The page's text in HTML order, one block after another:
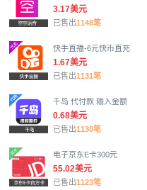
3.17美元
已售出1148笔
快手直播-6元快币直充
1.67美元
已售出1131笔
千岛 代付款 输入金额
0.68美元
已售出1130笔
电子京东E卡300元
55.02美元
已售出1123笔